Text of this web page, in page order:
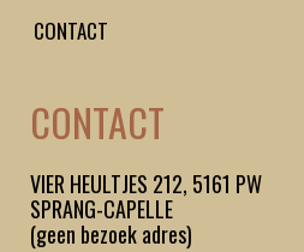
CONTACT
CONTACT
VIER HEULTJES 212, 5161 PW
SPRANG-CAPELLE
(geen bezoek adres)